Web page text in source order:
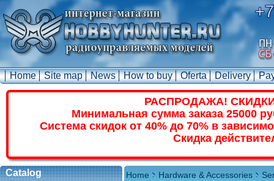
Home Site map News How to buy Oferta Delivery
РАСПРОДАЖА!
Минимальная сумма заказа 25000
Система скидок от 40% до 70% в
Скидка
Catalog Home Hardware & Accessories